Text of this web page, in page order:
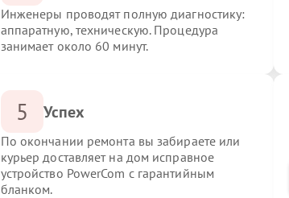
Инженеры проводят полную диагностику:
аппаратную, техническую. Процедура
занимает около 60 минут.
5 Успех
По окончании ремонта вы забираете или
курьер доставляет на дом исправное
устройство PowerCom с гарантийным
бланком.